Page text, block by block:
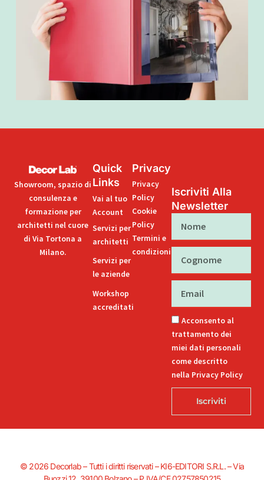
Showroom, spazio di
consulenza e
formazione per
architetti nel cuore
di Via Tortona a
Milano.
Quick
Links
Vai al tuo
Account
Servizi per
architetti
Servizi per
le aziende
Workshop
accreditati
Privacy
Privacy
Policy
Cookie
Policy
Termini e
condizioni
Iscriviti Alla
Newsletter
Acconsento al
trattamento dei
miei dati personali
come descritto
nella Privacy Policy
Iscriviti
© 2026 Decorlab – Tutti i diritti riservati – KI6-EDITORI S.R.L. – Via